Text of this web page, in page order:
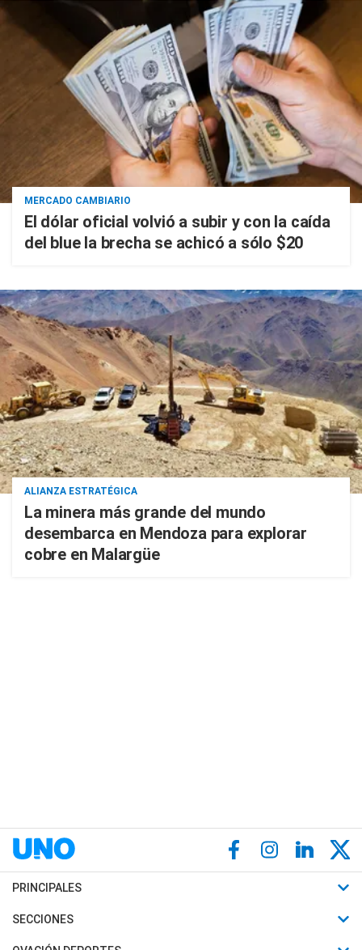
MERCADO CAMBIARIO
El dólar oficial volvió a subir y con la caída
del blue la brecha se achicó a sólo $20
ALIANZA ESTRATÉGICA
La minera más grande del mundo
desembarca en Mendoza para explorar
cobre en Malargüe
PRINCIPALES
Últimas Noticias
Política
SECCIONES